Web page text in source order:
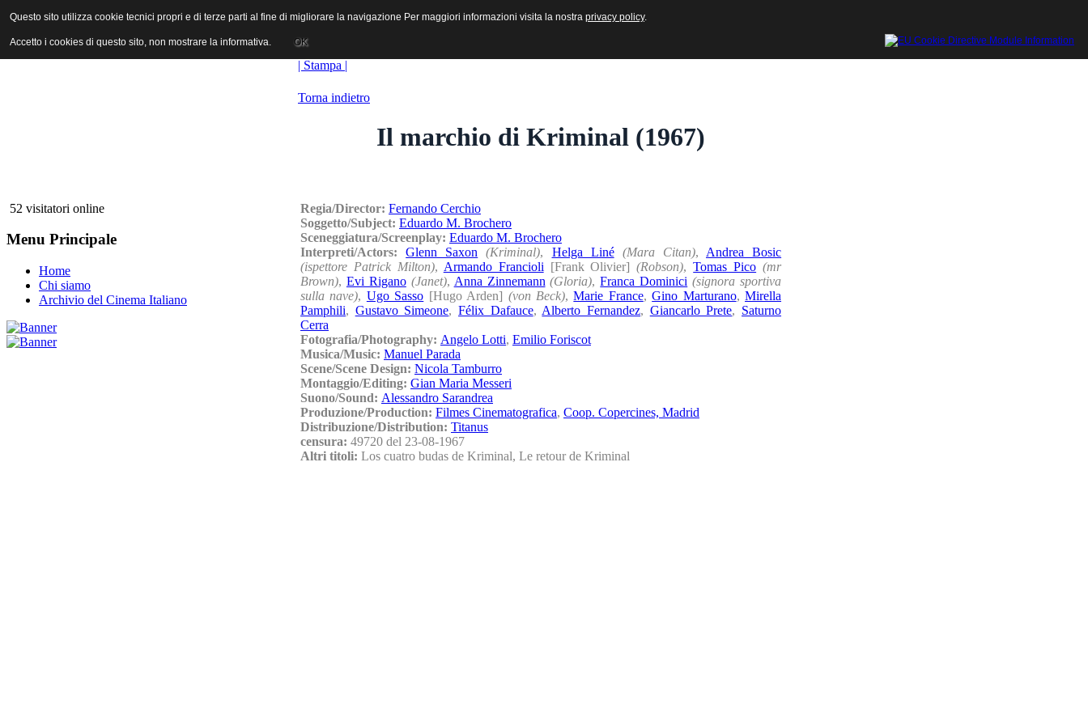
ANICA | Associazione Nazionale Industrie Cinematografiche Audiovisive e Multimediali
52 visitatori online
Menu Principale
Home
Chi siamo
Archivio del Cinema Italiano
| Stampa |
Torna indietro
Il marchio di Kriminal (1967)
Regia/Director: Fernando Cerchio
Soggetto/Subject: Eduardo M. Brochero
Sceneggiatura/Screenplay: Eduardo M. Brochero
Interpreti/Actors:Glenn Saxon (Kriminal), Helga Liné (Mara Citan), Andrea Bosic
(ispettore Patrick Milton), Armando Francioli [Frank Olivier](Robson),Tomas Pico (mr
Brown), Evi Rigano (Janet), Anna Zinnemann (Gloria),Franca Dominici (signora sportiva
sulla nave), Ugo Sasso [Hugo Arden] (von Beck),Marie France,Gino Marturano,Mirella
Pamphili, Gustavo Simeone,Félix Dafauce, Alberto Fernandez, Giancarlo Prete, Saturno
Cerra
Fotografia/Photography: Angelo Lotti, Emilio Foriscot
Musica/Music: Manuel Parada
Scene/Scene Design: Nicola Tamburro
Montaggio/Editing: Gian Maria Messeri
Suono/Sound: Alessandro Sarandrea
Produzione/Production: Filmes Cinematografica, Coop. Copercines, Madrid
Distribuzione/Distribution: Titanus
censura: 49720 del 23-08-1967
Altri titoli: Los cuatro budas de Kriminal, Le retour de Kriminal
Questo sito utilizza cookie tecnici propri e di terze parti al fine di migliorare la navigazione Per maggiori informazioni visita la nostra privacy policy.
Accetto i cookies di questo sito, non mostrare la informativa. OK
Questo sito utilizza cookie tecnici propri e di terze parti al fine di migliorare la navigazione Per maggiori informazioni visita la nostra privacy policy.
Accetto i cookies di questo sito, non mostrare la informativa. OK